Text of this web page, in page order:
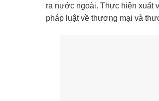
ra nước ngoài. Thực hiện xuất
pháp luật về thương mại và